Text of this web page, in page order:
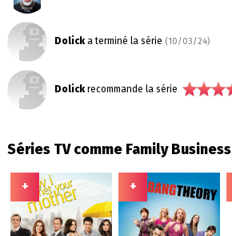
Dolicka terminé la série (10/03/24)
Dolickrecommande la série
Séries TV comme Family Business
+ +